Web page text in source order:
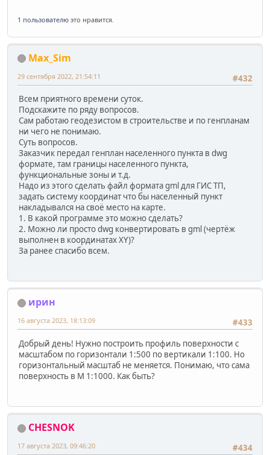
1 пользователю это нравится.
Max_Sim
#432
29 сентября 2022, 21:54:11
Всем приятного времени суток.
Подскажите по ряду вопросов.
Сам работаю геодезистом в строительстве и по генпланам
ни чего не понимаю.
Суть вопросов.
Заказчик передал генплан населенного пункта в dwg
формате, там границы населенного пункта,
функциональные зоны и т.д.
Надо из этого сделать файл формата gml для ГИС ТП,
задать систему координат что бы населенный пункт
накладывался на своё место на карте.
1. В какой программе это можно сделать?
2. Можно ли просто dwg конвертировать в gml (чертёж
выполнен в координатах XY)?
За ранее спасибо всем.
ирин
#433
16 августа 2023, 18:13:09
Добрый день! Нужно построить профиль поверхности с
масштабом по горизонтали 1:500 по вертикали 1:100. Но
горизонтальный масштаб не меняется. Понимаю, что сама
поверхность в М 1:1000. Как быть?
CHESNOK
#434
17 августа 2023, 09:46:20